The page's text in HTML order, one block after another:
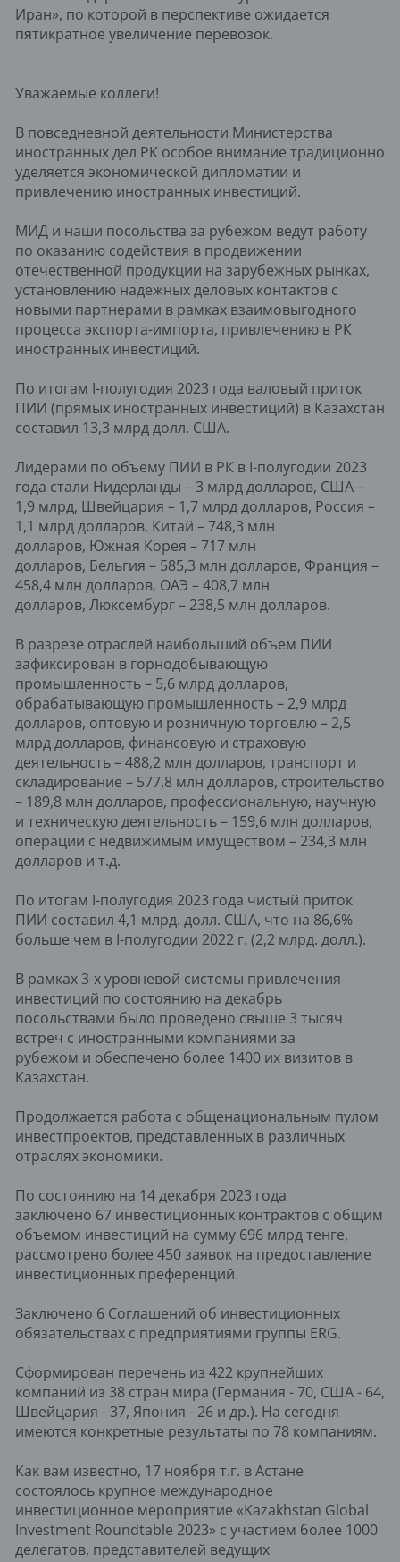
Иран», по которой в перспективе ожидается
пятикратное увеличение перевозок.
Уважаемые коллеги!
В повседневной деятельности Министерства
иностранных дел РК особое внимание традиционно
уделяется экономической дипломатии и
привлечению иностранных инвестиций.
МИД и наши посольства за рубежом ведут работу
по оказанию содействия в продвижении
отечественной продукции на зарубежных рынках,
установлению надежных деловых контактов с
новыми партнерами в рамках взаимовыгодного
процесса экспорта-импорта, привлечению в РК
иностранных инвестиций.
По итогам I-полугодия 2023 года валовый приток
ПИИ (прямых иностранных инвестиций) в Казахстан
составил 13,3 млрд долл. США.
Лидерами по объему ПИИ в РК в I-полугодии 2023
года стали Нидерланды – 3 млрд долларов, США –
1,9 млрд, Швейцария – 1,7 млрд долларов, Россия –
1,1 млрд долларов, Китай – 748,3 млн
долларов, Южная Корея – 717 млн
долларов, Бельгия – 585,3 млн долларов, Франция –
458,4 млн долларов, ОАЭ – 408,7 млн
долларов, Люксембург – 238,5 млн долларов.
В разрезе отраслей наибольший объем ПИИ
зафиксирован в горнодобывающую
промышленность – 5,6 млрд долларов,
обрабатывающую промышленность – 2,9 млрд
долларов, оптовую и розничную торговлю – 2,5
млрд долларов, финансовую и страховую
деятельность – 488,2 млн долларов, транспорт и
складирование – 577,8 млн долларов, строительство
– 189,8 млн долларов, профессиональную, научную
и техническую деятельность – 159,6 млн долларов,
операции с недвижимым имуществом – 234,3 млн
долларов и т.д.
По итогам I-полугодия 2023 года чистый приток
ПИИ составил 4,1 млрд. долл. США, что на 86,6%
больше чем в I-полугодии 2022 г. (2,2 млрд. долл.).
В рамках 3-х уровневой системы привлечения
инвестиций по состоянию на декабрь
посольствами было проведено свыше 3 тысяч
встреч с иностранными компаниями за
рубежом и обеспечено более 1400 их визитов в
Казахстан.
Продолжается работа с общенациональным пулом
инвестпроектов, представленных в различных
отраслях экономики.
По состоянию на 14 декабря 2023 года
заключено 67 инвестиционных контрактов с общим
объемом инвестиций на сумму 696 млрд тенге,
рассмотрено более 450 заявок на предоставление
инвестиционных преференций.
Заключено 6 Соглашений об инвестиционных
обязательствах с предприятиями группы ERG.
Сформирован перечень из 422 крупнейших
компаний из 38 стран мира (Германия - 70, США - 64,
Швейцария - 37, Япония - 26 и др.). На сегодня
имеются конкретные результаты по 78 компаниям.
Как вам известно, 17 ноября т.г. в Астане
состоялось крупное международное
инвестиционное мероприятие «Kazakhstan Global
Investment Roundtable 2023» с участием более 1000
делегатов, представителей ведущих